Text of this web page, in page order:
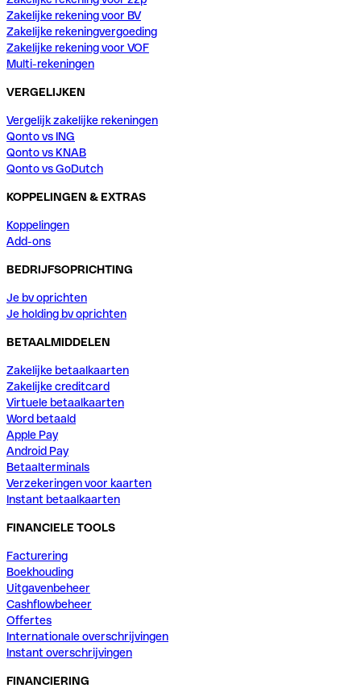
Zakelijke rekening voor BV
Zakelijke rekeningvergoeding
Zakelijke rekening voor VOF
Multi-rekeningen
VERGELIJKEN
Vergelijk zakelijke rekeningen
Qonto vs ING
Qonto vs KNAB
Qonto vs GoDutch
KOPPELINGEN & EXTRAS
Koppelingen
Add-ons
BEDRIJFSOPRICHTING
Je bv oprichten
Je holding bv oprichten
BETAALMIDDELEN
Zakelijke betaalkaarten
Zakelijke creditcard
Virtuele betaalkaarten
Word betaald
Apple Pay
Android Pay
Betaalterminals
Verzekeringen voor kaarten
Instant betaalkaarten
FINANCIELE TOOLS
Facturering
Boekhouding
Uitgavenbeheer
Cashflowbeheer
Offertes
Internationale overschrijvingen
Instant overschrijvingen
FINANCIERING